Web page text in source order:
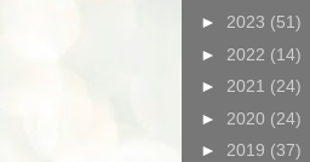
► 2023 (51)
► 2022 (14)
► 2021 (24)
► 2020 (24)
► 2019 (37)